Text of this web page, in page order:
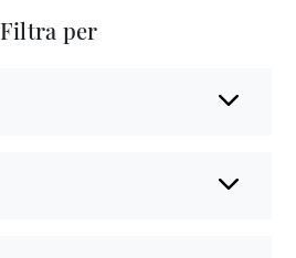
Filtra per